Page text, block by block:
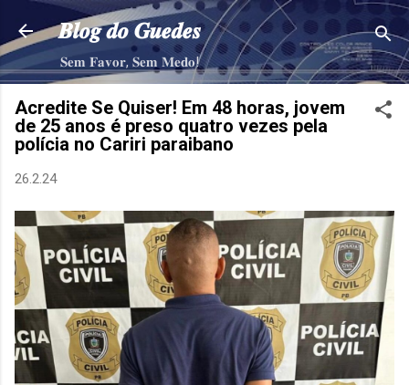
Pular para o conteúdo principal
𝑩𝒍𝒐𝒈 𝒅𝒐 𝑮𝒖𝒆𝒅𝒆𝒔
𝐒𝐞𝐦 𝐅𝐚𝐯𝐨𝐫, 𝐒𝐞𝐦 𝐌𝐞𝐝𝐨!
Acredite Se Quiser! Em 48 horas, jovem
de 25 anos é preso quatro vezes pela
polícia no Cariri paraibano
26.2.24